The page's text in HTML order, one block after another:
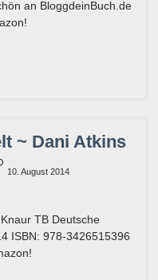
an BloggdeinBuch.de
~ Dani Atkins
10. August 2014
TB Deutsche
ISBN: 978-3426515396